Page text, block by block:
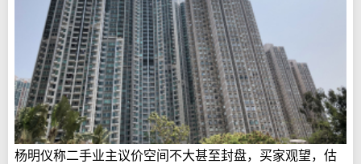
杨明仪称二手业主议价空间不大甚至封盘，买家观望，估